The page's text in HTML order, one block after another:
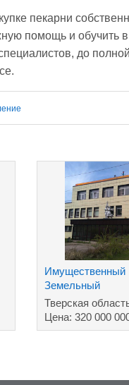
пекарни
помощь и обучить
до
Имущественный
Земельный
завод
Тверская
Цена: 320 000